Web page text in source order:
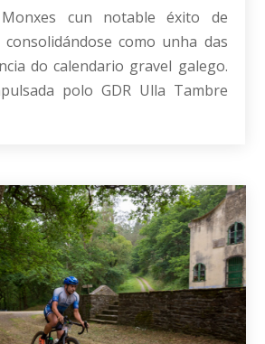
cun notable éxito de
como unha das
do calendario gravel galego.
polo GDR Ulla Tambre